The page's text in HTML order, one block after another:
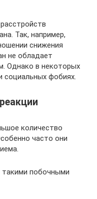
Так, например,
снижения
не обладает
Однако в некоторых
социальных фобиях.
количество
часто они
побочными